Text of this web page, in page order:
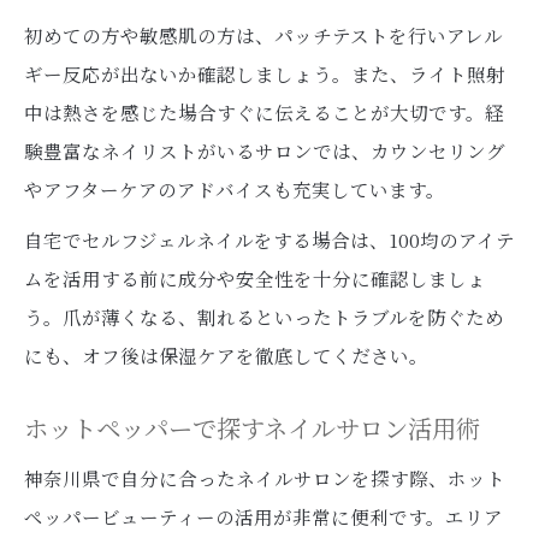
初めての方や敏感肌の方は、パッチテストを行いアレル
ギー反応が出ないか確認しましょう。また、ライト照射
中は熱さを感じた場合すぐに伝えることが大切です。経
験豊富なネイリストがいるサロンでは、カウンセリング
やアフターケアのアドバイスも充実しています。
自宅でセルフジェルネイルをする場合は、100均のアイテ
ムを活用する前に成分や安全性を十分に確認しましょ
う。爪が薄くなる、割れるといったトラブルを防ぐため
にも、オフ後は保湿ケアを徹底してください。
ホットペッパーで探すネイルサロン活用術
神奈川県で自分に合ったネイルサロンを探す際、ホット
ペッパービューティーの活用が非常に便利です。エリア